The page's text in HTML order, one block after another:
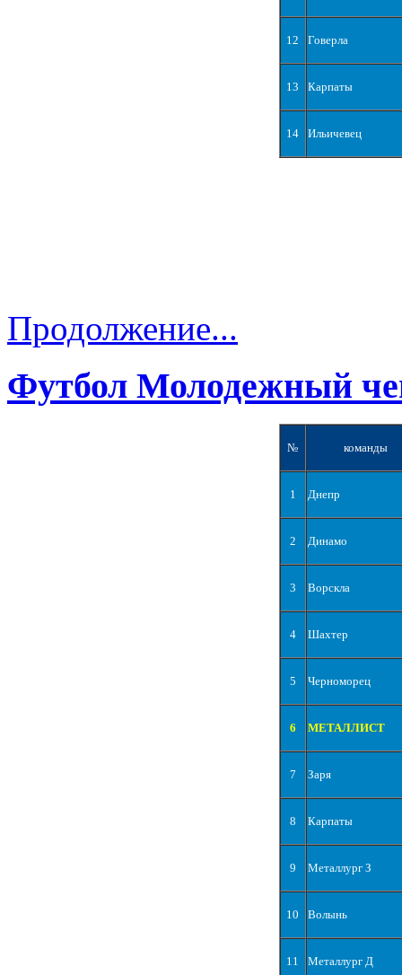
12 Говерла
13 Карпаты
14 Ильичевец
Продолжение...
Футбол Молодежный
№ команды
1 Днепр
2 Динамо
3 Ворскла
4 Шахтер
5 Черноморец
6 МЕТАЛЛИСТ
7 Заря
8 Карпаты
9 Металлург З
10 Волынь
11 Металлург Д